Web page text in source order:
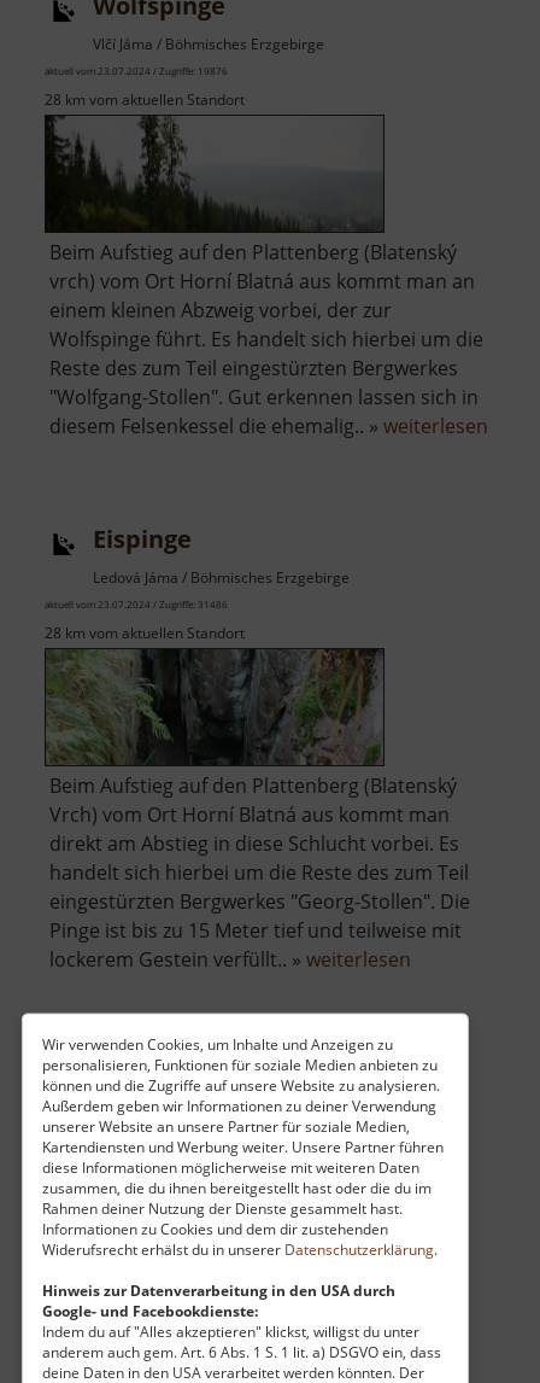
Wir verwenden Cookies, um Inhalte und Anzeigen zu
personalisieren, Funktionen für soziale Medien anbieten zu
können und die Zugriffe auf unsere Website zu analysieren.
Außerdem geben wir Informationen zu deiner Verwendung
unserer Website an unsere Partner für soziale Medien,
Kartendiensten und Werbung weiter. Unsere Partner führen
diese Informationen möglicherweise mit weiteren Daten
zusammen, die du ihnen bereitgestellt hast oder die du im
Rahmen deiner Nutzung der Dienste gesammelt hast.
Informationen zu Cookies und dem dir zustehenden
Widerufsrecht erhälst du in unserer Datenschutzerklärung.
Hinweis zur Datenverarbeitung in den USA durch
Google- und Facebookdienste:
Indem du auf "Alles akzeptieren" klickst, willigst du unter
anderem auch gem. Art. 6 Abs. 1 S. 1 lit. a) DSGVO ein, dass
deine Daten in den USA verarbeitet werden könnten. Der
Vlčí Jáma / Böhmisches Erzgebirge
aktuell vom 23.07.2024 / Zugriffe: 19876
28 km vom aktuellen Standort
Beim Aufstieg auf den Plattenberg (Blatenský
vrch) vom Ort Horní Blatná aus kommt man an
einem kleinen Abzweig vorbei, der zur
Wolfspinge führt. Es handelt sich hierbei um die
Reste des zum Teil eingestürzten Bergwerkes
"Wolfgang-Stollen". Gut erkennen lassen sich in
diesem Felsenkessel die ehemalig.. » weiterlesen
Eispinge
Ledová Jáma / Böhmisches Erzgebirge
aktuell vom 23.07.2024 / Zugriffe: 31486
28 km vom aktuellen Standort
Beim Aufstieg auf den Plattenberg (Blatenský
Vrch) vom Ort Horní Blatná aus kommt man
direkt am Abstieg in diese Schlucht vorbei. Es
handelt sich hierbei um die Reste des zum Teil
eingestürzten Bergwerkes "Georg-Stollen". Die
Pinge ist bis zu 15 Meter tief und teilweise mit
lockerem Gestein verfüllt.. » weiterlesen
Skigebiet Keilberg
Böhmisches Erzgebirge
23 km vom aktuellen Standort
Das Skigebiet mit dem höchsten Berg im
Erzgebirge befindet sich am Keilberg. Schon
gefühlt ewig wird hier Ski gefahren und die